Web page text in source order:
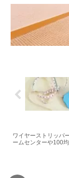
ワイヤーストリッパ
ームセンターや100